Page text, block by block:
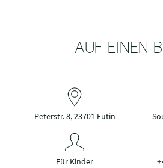
AUF EINEN
Peterstr. 8, 23701 Eutin
Für Kinder